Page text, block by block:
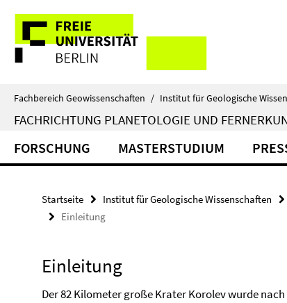
direkt
Inhalt
Service-
Navigation
Fachbereich Geowissenschaften / Institut für Geologische
FACHRICHTUNG PLANETOLOGIE UND
FORSCHUNG MASTERSTUDIUM
Startseite Institut für Geologische Wissenschaften
Einleitung
Einleitung
Der 82 Kilometer große Krater Korolev wurde